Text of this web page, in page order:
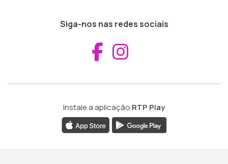
Siga-nos nas redes sociais
Aceder ao
Instale a aplicação RTP Play